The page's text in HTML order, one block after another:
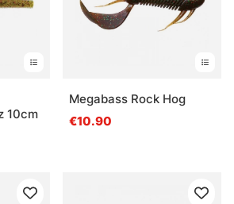
tähdestä
10cm
Megabass Rock Hog
€10.90